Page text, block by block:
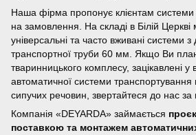
Наша фірма пропонує клієнтам системи
на замовлення. На складі в Білій
універсальні та часто вживані системи з
транспортної труби 60 мм. Якщо Ви
тваринницького комплесу, зацікавлені у
автоматичної системи транспортування
сипучих речовин, звертайтеся до нас за
Компанія «DEYARDA» займається
поставкою та монтажем